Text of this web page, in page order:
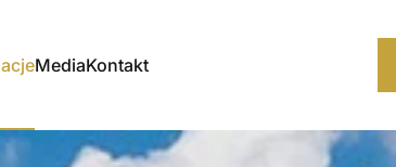
MediaKontakt